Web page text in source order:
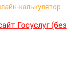
Госуслуг (без